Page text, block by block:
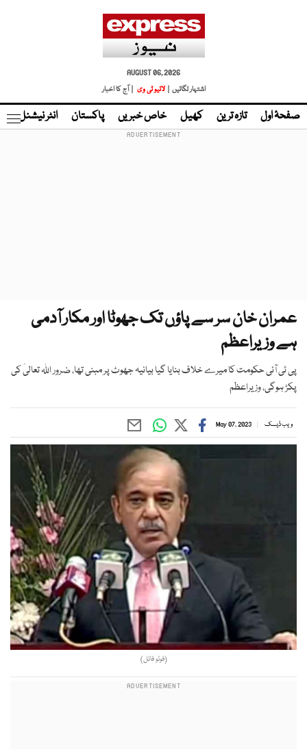
AUGUST 06, 2026
اشتہار لگائیں |
لائیو ٹی وی | آج کا اخبار
صفحۂ اول تازہ ترین کھیل خاص خبریں پاکستان انٹر نیشنل
عمران خان سر سے پاؤں تک جھوٹا اور مکار آدمی
ہے وزیراعظم
پی ٹی آئی حکومت کا میرے خلاف بنایا گیا بیانیہ جھوٹ پر مبنی تھا، ضرور اللہ تعالیٰ کی
پکڑ ہوگی، وزیراعظم
ویب ڈیسک May 07, 2023
(فوٹو فائل)